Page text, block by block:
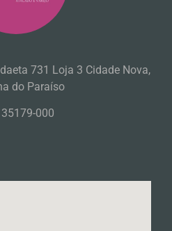
731 Loja 3 Cidade Nova,
do Paraíso
35179-000